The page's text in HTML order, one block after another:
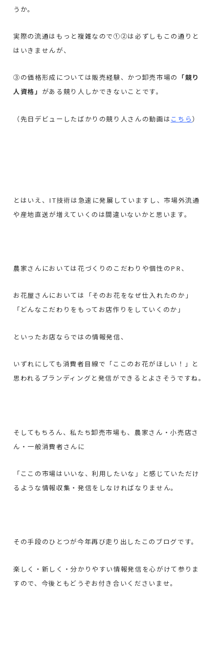
うか。
実際の流通はもっと複雑なので①②は必ずしもこの通りと
はいきませんが、
③の価格形成については販売経験、かつ卸売市場の 「競り
人資格」 がある競り人しかできないことです。
（先日デビューしたばかりの競り人さんの動画は こちら）
とはいえ、IT技術は急速に発展していますし、市場外流通
や産地直送が増えていくのは間違いないかと思います。
農家さんにおいては花づくりのこだわりや個性のPR、
お花屋さんにおいては「そのお花をなぜ仕入れたのか」
「どんなこだわりをもってお店作りをしていくのか」
といったお店ならではの情報発信、
いずれにしても消費者目線で「ここのお花がほしい！」と
思われるブランディングと発信ができるとよさそうですね。
そしてもちろん、私たち卸売市場も、農家さん・小売店さ
ん・一般消費者さんに
「ここの市場はいいな、利用したいな」と感じていただけ
るような情報収集・発信をしなければなりません。
その手段のひとつが今年再び走り出したこのブログです。
楽しく・新しく・分かりやすい情報発信を心がけて参りま
すので、今後ともどうぞお付き合いくださいませ。